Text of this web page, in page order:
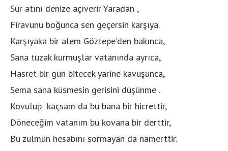
Sür atını denize açıverir Yaradan ,
Firavunu boğunca sen geçersin karşıya.
Karşıyaka bir alem Göztepe’den bakınca,
Sana tuzak kurmuşlar vatanında ayrıca,
Hasret bir gün bitecek yarine kavuşunca,
Sema sana küsmesin gerisini düşünme .
Kovulup kaçsam da bu bana bir hicrettir,
Döneceğim vatanım bu kovana bir derttir,
Bu zulmün hesabını sormayan da namerttir.